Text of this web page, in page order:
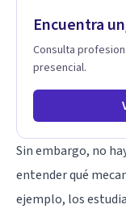
origen. Si buscas un proceso superficial, este no es el lugar.
raíz de lo que te
es una de las
cuando sanas tu
Encuentra
Consulta
presencial.
Sin embargo, no
entender qué
ejemplo, los